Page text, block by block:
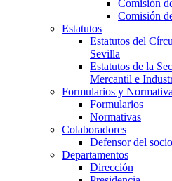
Comisión
Comisión
Estatutos
Estatutos del
Sevilla
Estatutos de la
Mercantil e
Formularios y
Formularios
Normativas
Colaboradores
Defensor del
Departamentos
Dirección